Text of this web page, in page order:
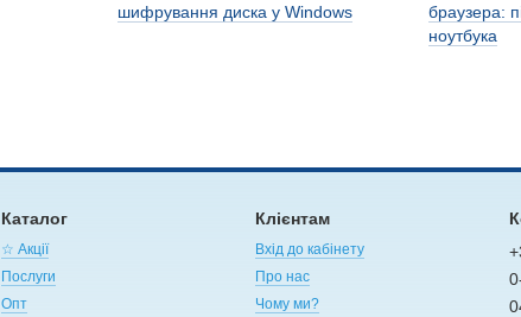
шифрування диска у Windows
браузера:
ноутбука
Каталог
☆ Акції
Послуги
Опт
Клієнтам
Вхід до кабінету
Про нас
Чому ми?